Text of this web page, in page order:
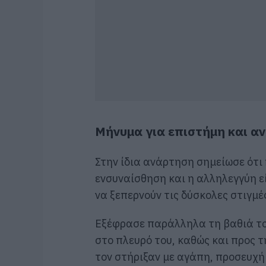
Μήνυμα για επιστήμη και
Στην ίδια ανάρτηση σημείωσε
ενσυναίσθηση και η αλληλεγγύη
να ξεπερνούν τις δύσκολες
Εξέφρασε παράλληλα τη βαθιά
στο πλευρό του, καθώς και προς
τον στήριξαν με αγάπη,